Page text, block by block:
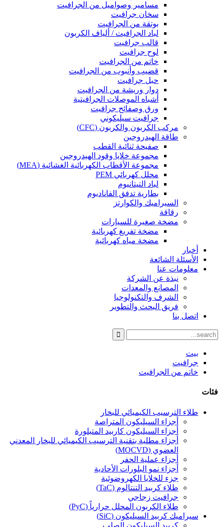
مسامير وصواميل من الجرافيت
سخان جرافيت
بوتقة من الجرافيت
لباد الجرافيت / ألياف الكربون
قالب جرافيت
لوح جرافيت
خاتم من الجرافيت
قضيب وأنبوب من الجرافيت
حبل جرافيت
دوار وريشة من الجرافيت
أشباه الموصلات الجرافيتية
ورق وصفائح جرافيت
جرافيت سيليكوني
مركب الكربون والكربون (CFC)
طاقة الهيدروجين
صفيحة ثنائية القطب
مجموعة خلايا وقود الهيدروجين
مجموعة الأقطاب الكهربائية الغشائية (MEA)
محلل كهربائي PEM
لباد التيتانيوم
بطارية تدفق الفاناديوم
السيراميك والكوارتز
رقاقة
مضخة صغيرة للسيارات
مضخة تفريغ كهربائية
مضخة مياه كهربائية
أخبار
الأسئلة الشائعة
معلومات عنا
نبذة عن الشركة
المصانع والمعدات
الشرف والتكنولوجيا
فريق البحث والتطوير
اتصل بنا
بيت
جرافيت
خاتم من الجرافيت
فئات
طلاء الترسيب الكيميائي للبخار
أجزاء السيليكون المتراصة
أجزاء السيليكون كاربيد المتبلورة
أجزاء مطلية بتقنية الترسيب الكيميائي للبخار المعدني
العضوي (MOCVD)
أجزاء عملية الحفر
أجزاء نمو البلورات الأحادية
جزء للخلايا الكهروضوئية
طلاء كربيد التنتالوم (TaC)
جرافيت زجاجي
طلاء الكربون المحلل حرارياً (PyC)
سيراميك كربيد السيليكون (SiC)
كربيد السيليكون الصلب